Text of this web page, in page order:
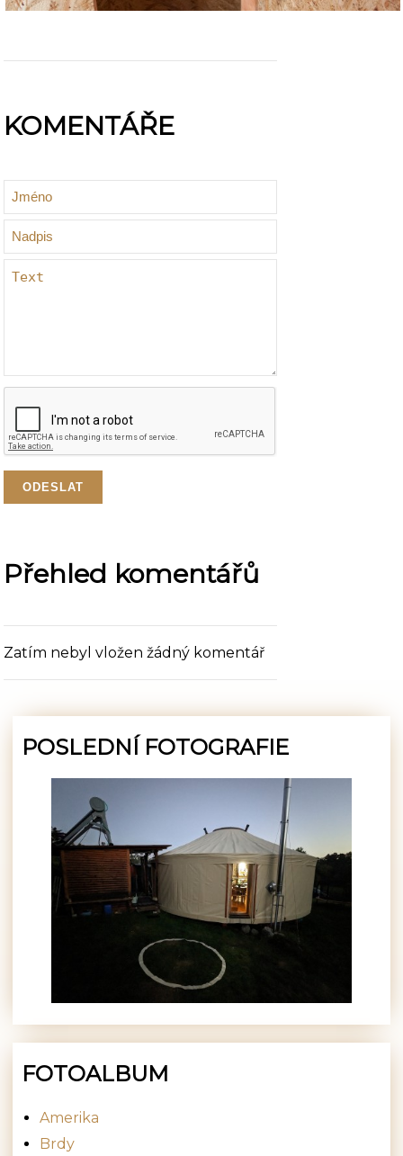
KOMENTÁŘE
Přehled komentářů
Zatím nebyl vložen žádný komentář
POSLEDNÍ FOTOGRAFIE
FOTOALBUM
Amerika
Brdy